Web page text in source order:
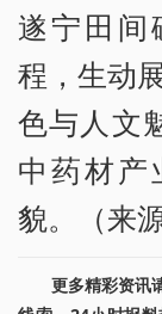
遂宁田间
程，生动
色与人文
中药材产
貌。（来
更多精彩资讯